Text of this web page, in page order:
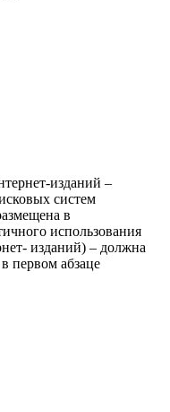
изданий –
систем
в
использования
изданий) – должна
первом абзаце